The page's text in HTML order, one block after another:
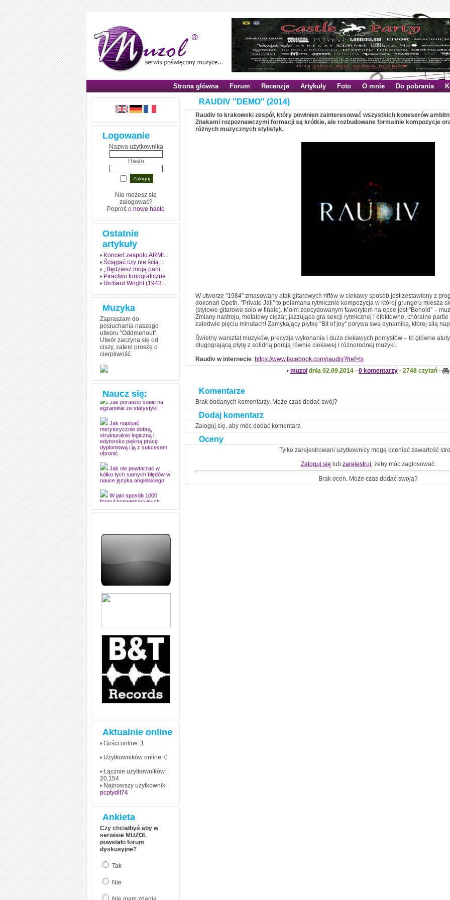
Strona główna Forum Recenzje Artykuły Foto O mnie Do pobrania
Logowanie
Nazwa użytkownika
Hasło
Nie możesz się
zalogować?
Poproś o nowe hasło
Ostatnie
artykuły
Koncert zespołu ARMI...
Ściągać czy nie ścią...
,,Będziesz moją pani...
Piractwo fonograficzne
Richard Wright (1943...
Muzyka
Zapraszam do
posłuchania naszego
utworu "Oddmenout".
Utwór zaczyna się od
ciszy, zatem proszę o
cierpliwość.
Naucz się:
Jak stworzyć fenomen
egzamin? Poznaj metody
mistrzów
Jak poradzić sobie na
egzaminie ze statystyki
Jak napisać
merytorycznie dobrą,
strukturalnie logiczną i
edytorsko piękną pracę
dyplomową i ją z sukcesem
obronić
Jak nie powtarzać w
kółko tych samych błędów w
nauce języka angielskiego
W jaki sposób 1000
pozwoli Ci opanować język
zapamiętasz
zrozumiale wytłumaczył, na
(reported speech) w języku
angielskim
dłużej!
Aktualnie online
Gości online: 1
Użytkowników online: 0
Łącznie użytkowników:
20,154
Najnowszy użytkownik:
pcptydit74
Ankieta
Czy chciałbyś aby w
serwisie MUZOL
powstało forum
dyskusyjne?
Tak
Nie
RAUDIV ''DEMO'' (2014)
Raudiv to krakowski zespół, który powinien zainteresować wszystkich koneserów
Znakami rozpoznawczymi formacji są krótkie, ale rozbudowane formalnie kompozycje
różnych muzycznych stylistyk.
W utworze ''1984'' zmasowany atak gitarowych riffów w ciekawy sposób jest zestawiony z
dokonań Opeth. ''Private Jail'' to połamana rytmicznie kompozycja w której grunge'u miesza
(stylowe gitarowe solo w finale). Moim zdecydowanym faworytem na epce jest ''Behold'' –
Zmiany nastroju, metalowy ciężar, jazzująca gra sekcji rytmicznej i efektowne, chóralne
zaledwie pięciu minutach! Zamykający płytkę ''Bit of joy'' porywa swą dynamiką, której siłą
Świetny warsztat muzyków, precyzja wykonania i dużo ciekawych pomysłów – to główne
długogrającą płytę z solidną porcją równie ciekawej i różnorodnej muzyki.
Raudiv w internecie: https://www.facebook.com/raudiv?fref=ts
muzol dnia 02.09.2014 · 0 komentarzy · 2748 czytań ·
Komentarze
Brak dodanych komentarzy. Może czas dodać swój?
Dodaj komentarz
Zaloguj się, aby móc dodać komentarz.
Oceny
Tylko zarejestrowani użytkownicy mogą oceniać zawartość
Zaloguj się lub zarejestruj, żeby móc zagłosować.
Brak ocen. Może czas dodać swoją?